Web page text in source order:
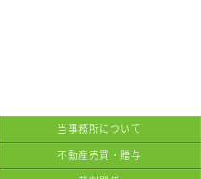
当事務所について
不動産売買・贈与